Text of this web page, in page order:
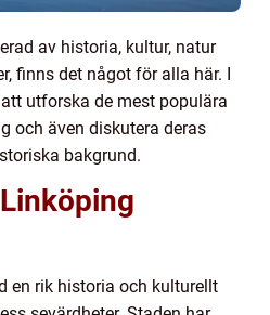
av historia, kultur, natur
finns det något för alla här. I
utforska de mest populära
och även diskutera deras
bakgrund.
en rik historia och kulturellt